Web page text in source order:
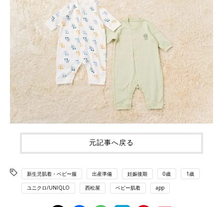
元記事へ戻る
新生児肌着・ベビー服 出産準備 妊娠後期 0歳 1歳
ユニクロ/UNIQLO 西松屋 ベビー肌着 app